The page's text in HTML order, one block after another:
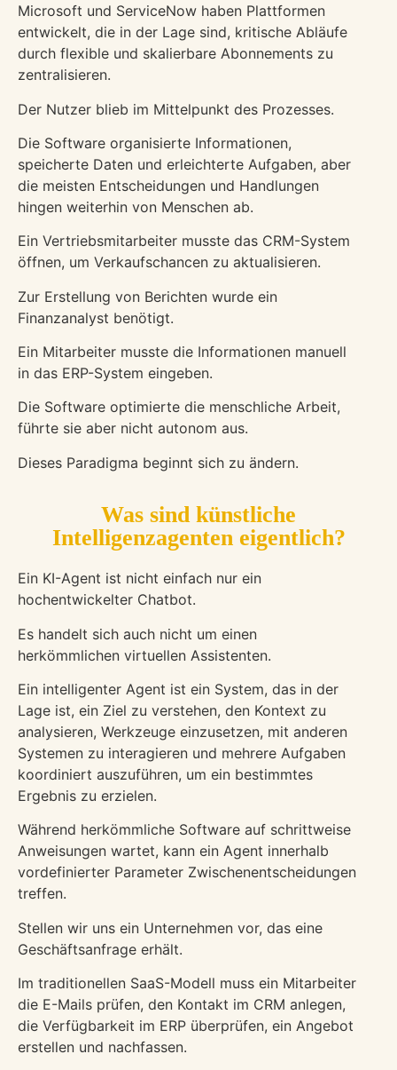
Microsoft und ServiceNow haben Plattformen
entwickelt, die in der Lage sind, kritische Abläufe
durch flexible und skalierbare Abonnements zu
zentralisieren.
Der Nutzer blieb im Mittelpunkt des Prozesses.
Die Software organisierte Informationen,
speicherte Daten und erleichterte Aufgaben, aber
die meisten Entscheidungen und Handlungen
hingen weiterhin von Menschen ab.
Ein Vertriebsmitarbeiter musste das CRM-System
öffnen, um Verkaufschancen zu aktualisieren.
Zur Erstellung von Berichten wurde ein
Finanzanalyst benötigt.
Ein Mitarbeiter musste die Informationen manuell
in das ERP-System eingeben.
Die Software optimierte die menschliche Arbeit,
führte sie aber nicht autonom aus.
Dieses Paradigma beginnt sich zu ändern.
Was sind künstliche
Intelligenzagenten eigentlich?
Ein KI-Agent ist nicht einfach nur ein
hochentwickelter Chatbot.
Es handelt sich auch nicht um einen
herkömmlichen virtuellen Assistenten.
Ein intelligenter Agent ist ein System, das in der
Lage ist, ein Ziel zu verstehen, den Kontext zu
analysieren, Werkzeuge einzusetzen, mit anderen
Systemen zu interagieren und mehrere Aufgaben
koordiniert auszuführen, um ein bestimmtes
Ergebnis zu erzielen.
Während herkömmliche Software auf schrittweise
Anweisungen wartet, kann ein Agent innerhalb
vordefinierter Parameter Zwischenentscheidungen
treffen.
Stellen wir uns ein Unternehmen vor, das eine
Geschäftsanfrage erhält.
Im traditionellen SaaS-Modell muss ein Mitarbeiter
die E-Mails prüfen, den Kontakt im CRM anlegen,
die Verfügbarkeit im ERP überprüfen, ein Angebot
erstellen und nachfassen.